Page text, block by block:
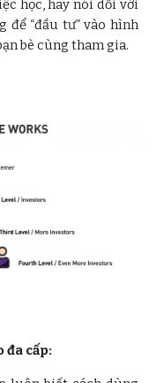
học, hay nói dối với
để “đầu tư” vào hình
bè cùng tham gia.
đa cấp: